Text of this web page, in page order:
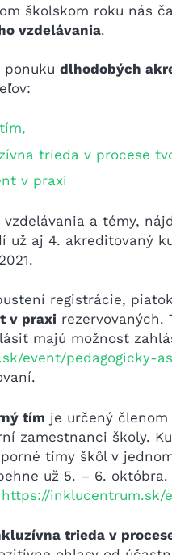
školskom roku nás
vzdelávania.
dlhodobých
trieda v procese
v praxi
a témy,
už aj 4. akreditovaný
registrácie,
v praxi rezervovaných.
majú možnosť
event/pedagogicky-
tím je určený
zamestnanci školy.
tímy škôl v
už 5. – 6.
https://inklucentrum.sk/
trieda v